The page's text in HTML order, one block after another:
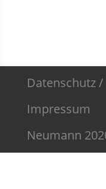
Datenschutz/
Impressum
Neumann